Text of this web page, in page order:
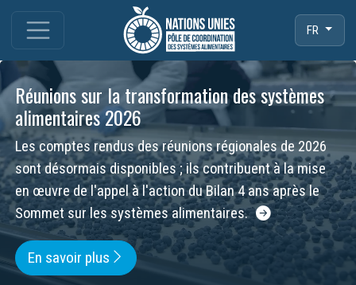
FR
Réunions sur la transformation des systèmes
alimentaires 2026
Les comptes rendus des réunions régionales de 2026
sont désormais disponibles ; ils contribuent à la mise
en œuvre de l'appel à l'action du Bilan 4 ans après le
Sommet sur les systèmes alimentaires.
En savoir plus